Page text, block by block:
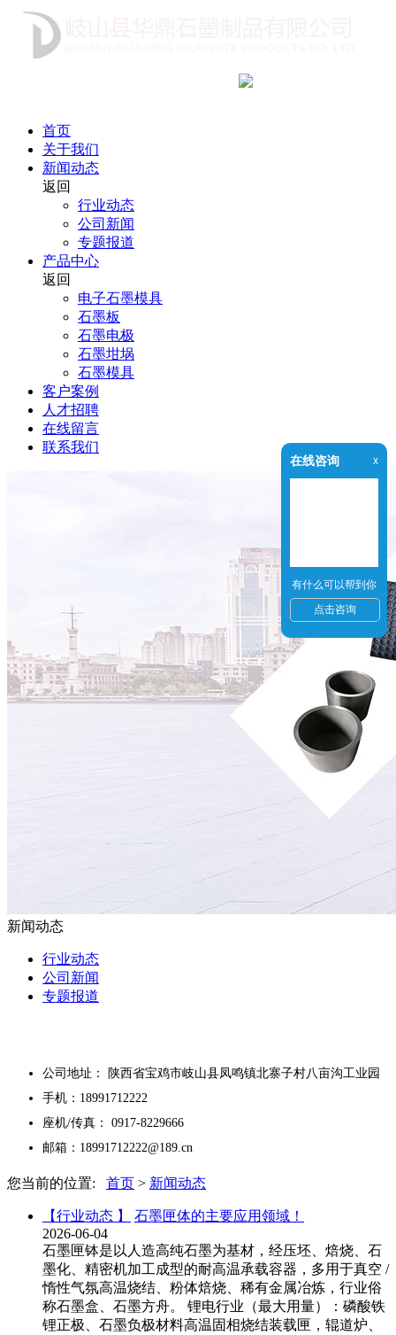
首页
关于我们
新闻动态
返回
行业动态
公司新闻
专题报道
产品中心
返回
电子石墨模具
石墨板
石墨电极
石墨坩埚
石墨模具
客户案例
人才招聘
在线留言
联系我们
新闻动态
行业动态
公司新闻
专题报道
公司地址： 陕西省宝鸡市岐山县凤鸣镇北寨子村八亩沟工业园
手机：18991712222
座机/传真： 0917-8229666
邮箱：18991712222@189.cn
您当前的位置: 首页 > 新闻动态
【行业动态 】
石墨匣体的主要应用领域！
2026-06-04
石墨匣钵是以人造高纯石墨为基材，经压坯、焙烧、石
墨化、精密机加工成型的耐高温承载容器，多用于真空 /
惰性气氛高温烧结、粉体焙烧、稀有金属冶炼，行业俗
称石墨盒、石墨方舟。 锂电行业（最大用量）：磷酸铁
锂正极、石墨负极材料高温固相烧结装载匣，辊道炉、
在线咨询 x
有什么可以帮到你
点击咨询